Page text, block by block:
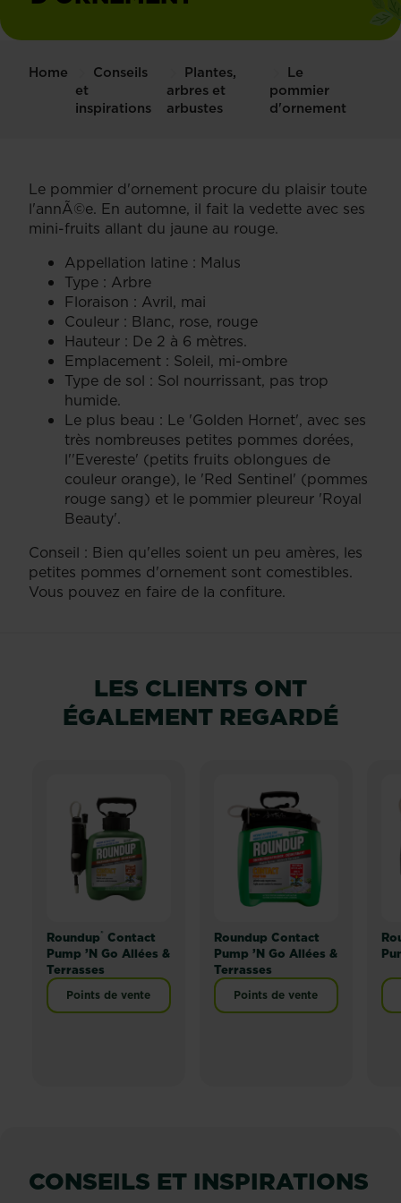
Home
Conseils
et
inspirations
Plantes,
arbres et
arbustes
Le
pommier
d'ornement
Le pommier d'ornement procure du plaisir toute
l'annÃ©e. En automne, il fait la vedette avec ses
mini-fruits allant du jaune au rouge.
Appellation latine : Malus
Type : Arbre
Floraison : Avril, mai
Couleur : Blanc, rose, rouge
Hauteur : De 2 à 6 mètres.
Emplacement : Soleil, mi-ombre
Type de sol : Sol nourrissant, pas trop
humide.
Le plus beau : Le 'Golden Hornet', avec ses
très nombreuses petites pommes dorées,
l''Evereste' (petits fruits oblongues de
couleur orange), le 'Red Sentinel' (pommes
rouge sang) et le pommier pleureur 'Royal
Beauty'.
Conseil : Bien qu'elles soient un peu amères, les
petites pommes d'ornement sont comestibles.
Vous pouvez en faire de la confiture.
LES CLIENTS ONT
ÉGALEMENT REGARDÉ
Roundup® Contact
Pump ’N Go Allées &
Terrasses
Points de vente
Roundup Contact
Pump ’N Go Allées &
Terrasses
Points de vente
CONSEILS ET INSPIRATIONS